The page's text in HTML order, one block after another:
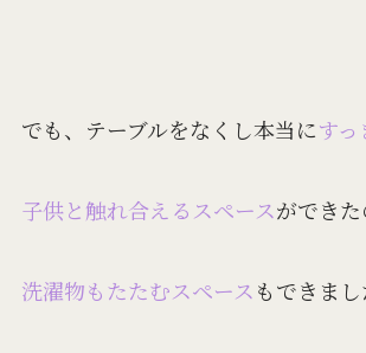
でも、テーブルをなくし本当にすっ
子供と触れ合えるスペースができた
洗濯物もたたむスペースもできまし